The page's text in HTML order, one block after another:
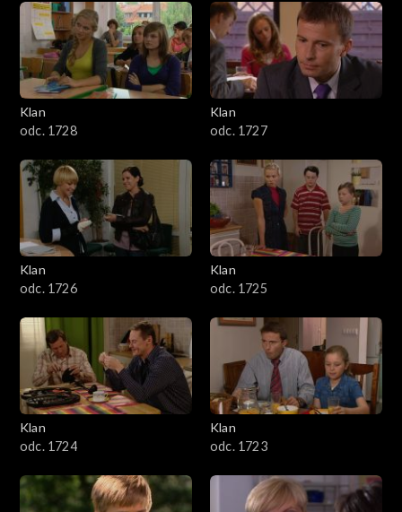
Klan
odc. 1728
Klan
odc. 1727
Klan
odc. 1726
Klan
odc. 1725
Klan
odc. 1724
Klan
odc. 1723